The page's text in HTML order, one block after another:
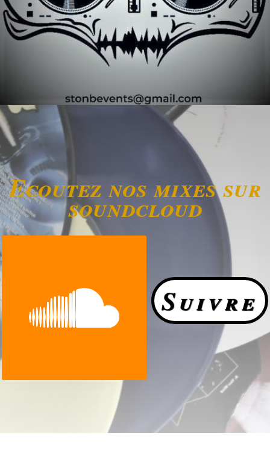
Ecoutez nos mixes sur
soundcloud
Suivre